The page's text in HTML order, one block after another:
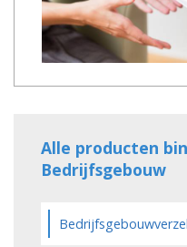
Alle producten
Bedrijfsgebouw